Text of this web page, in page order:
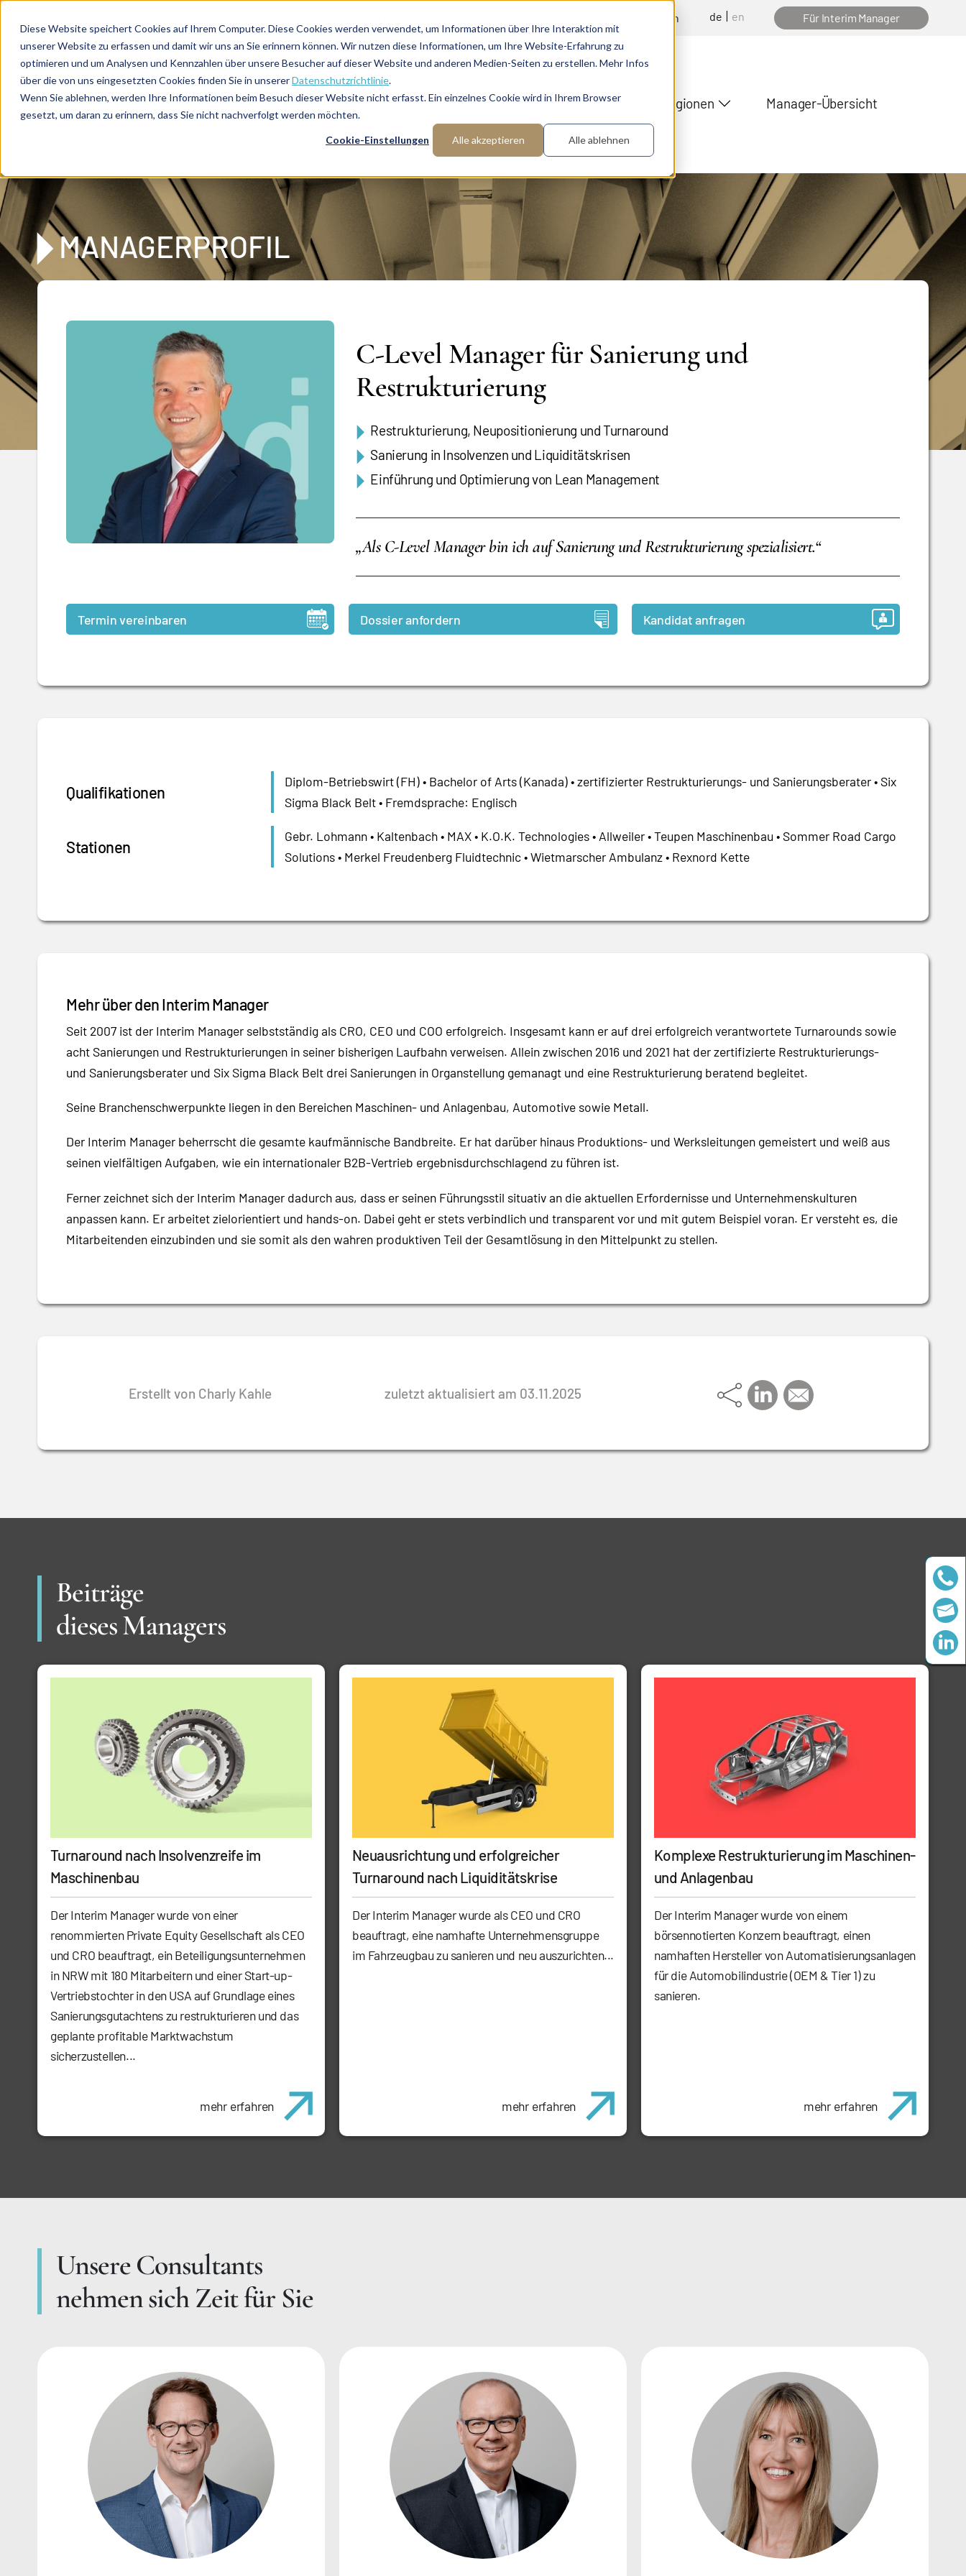
Diese Website speichert Cookies auf Ihrem Computer. Diese Cookies werden verwendet, um Informationen über Ihre Interaktion mit
unserer Website zu erfassen und damit wir uns an Sie erinnern können. Wir nutzen diese Informationen, um Ihre Website-Erfahrung zu
optimieren und um Analysen und Kennzahlen über unsere Besucher auf dieser Website und anderen Medien-Seiten zu erstellen. Mehr Infos
über die von uns eingesetzten Cookies finden Sie in unsererDatenschutzrichtlinie.
Wenn Sie ablehnen, werden Ihre Informationen beim Besuch dieser Website nicht erfasst. Ein einzelnes Cookie wird in Ihrem Browser
gesetzt, um daran zu erinnern, dass Sie nicht nachverfolgt werden möchten.
Cookie-Einstellungen Alle akzeptieren Alle ablehnen
Manager anfragen de en Für Interim Manager
Deutsche
InterimAG Fachbereiche Funktionen Branchen Regionen Manager-Übersicht
C-Level Manager für Sanierung und Restrukturierung
MANAGERPROFIL
C-Level Manager für Sanierung und
Restrukturierung
Restrukturierung, Neupositionierung und Turnaround
Sanierung in Insolvenzen und Liquiditätskrisen
Einführung und Optimierung von Lean Management
„Als C-Level Manager bin ich auf Sanierung und Restrukturierung spezialisiert.“
Termin vereinbaren Dossier anfordern Kandidat anfragen
Qualifikationen
Diplom-Betriebswirt (FH) • Bachelor of Arts (Kanada) • zertifizierter Restrukturierungs- und Sanierungsberater • Six
Sigma Black Belt • Fremdsprache: Englisch
Stationen
Gebr. Lohmann • Kaltenbach • MAX • K.O.K. Technologies • Allweiler • Teupen Maschinenbau • Sommer Road Cargo
Solutions • Merkel Freudenberg Fluidtechnic • Wietmarscher Ambulanz • Rexnord Kette
Mehr über den Interim Manager
Seit 2007 ist der Interim Manager selbstständig als CRO, CEO und COO erfolgreich. Insgesamt kann er auf drei erfolgreich verantwortete Turnarounds sowie
acht Sanierungen und Restrukturierungen in seiner bisherigen Laufbahn verweisen. Allein zwischen 2016 und 2021 hat der zertifizierte Restrukturierungs-
und Sanierungsberater und Six Sigma Black Belt drei Sanierungen in Organstellung gemanagt und eine Restrukturierung beratend begleitet.
Seine Branchenschwerpunkte liegen in den Bereichen Maschinen- und Anlagenbau, Automotive sowie Metall.
Der Interim Manager beherrscht die gesamte kaufmännische Bandbreite. Er hat darüber hinaus Produktions- und Werksleitungen gemeistert und weiß aus
seinen vielfältigen Aufgaben, wie ein internationaler B2B-Vertrieb ergebnisdurchschlagend zu führen ist.
Ferner zeichnet sich der Interim Manager dadurch aus, dass er seinen Führungsstil situativ an die aktuellen Erfordernisse und Unternehmenskulturen
anpassen kann. Er arbeitet zielorientiert und hands-on. Dabei geht er stets verbindlich und transparent vor und mit gutem Beispiel voran. Er versteht es, die
Mitarbeitenden einzubinden und sie somit als den wahren produktiven Teil der Gesamtlösung in den Mittelpunkt zu stellen.
Erstellt von Charly Kahle zuletzt aktualisiert am 03.11.2025
Beiträge
dieses Managers
Turnaround nach Insolvenzreife im
Maschinenbau
Der Interim Manager wurde von einer
renommierten Private Equity Gesellschaft als CEO
und CRO beauftragt, ein Beteiligungsunternehmen
in NRW mit 180 Mitarbeitern und einer Start-up-
Vertriebstochter in den USA auf Grundlage eines
Sanierungsgutachtens zu restrukturieren und das
geplante profitable Marktwachstum
sicherzustellen...
mehr erfahren
Neuausrichtung und erfolgreicher
Turnaround nach Liquiditätskrise
Der Interim Manager wurde als CEO und CRO
beauftragt, eine namhafte Unternehmensgruppe
im Fahrzeugbau zu sanieren und neu auszurichten...
mehr erfahren
Komplexe Restrukturierung im Maschinen-
und Anlagenbau
Der Interim Manager wurde von einem
börsennotierten Konzern beauftragt, einen
namhaften Hersteller von Automatisierungsanlagen
für die Automobilindustrie (OEM & Tier 1) zu
sanieren.
mehr erfahren
Unsere Consultants
nehmen sich Zeit für Sie